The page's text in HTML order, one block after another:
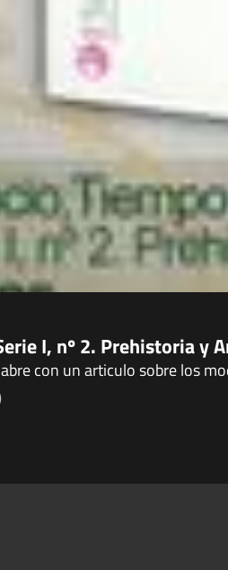
I, nº 2. Prehistoria y
con un articulo sobre los